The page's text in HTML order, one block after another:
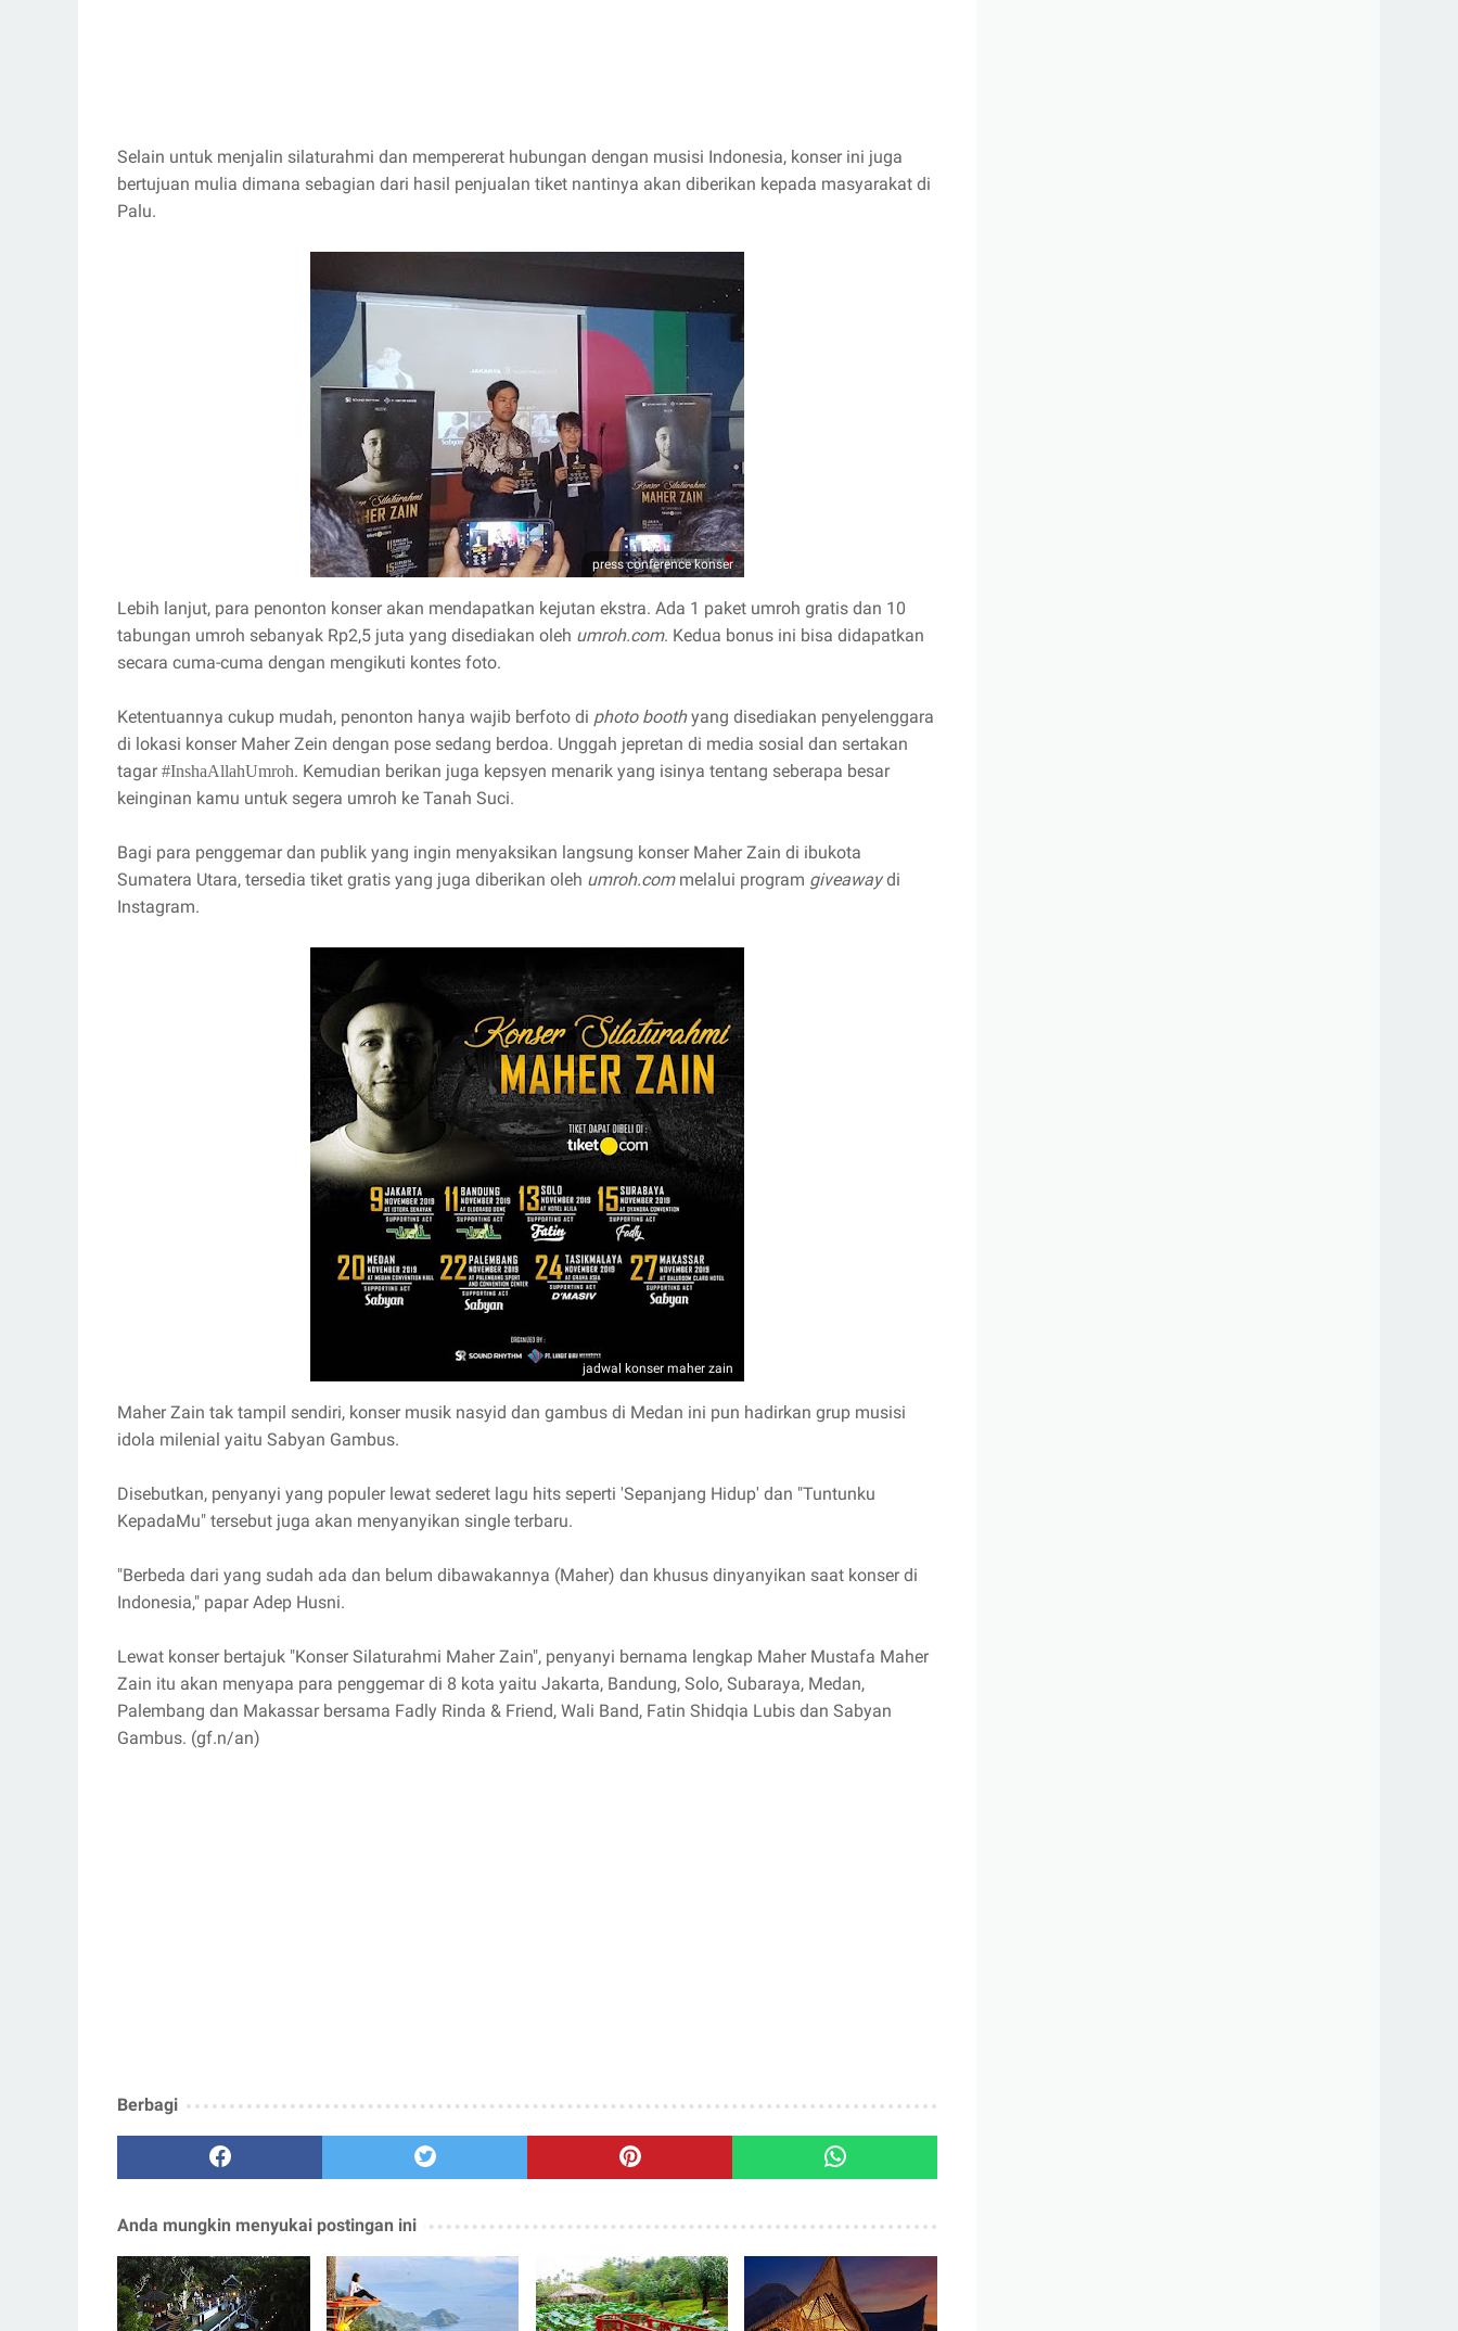
Selain untuk menjalin silaturahmi dan mempererat hubungan dengan musisi Indonesia, konser ini juga
bertujuan mulia dimana sebagian dari hasil penjualan tiket nantinya akan diberikan kepada masyarakat di
Palu.
press conference konser
Lebih lanjut, para penonton konser akan mendapatkan kejutan ekstra. Ada 1 paket umroh gratis dan 10
tabungan umroh sebanyak Rp2,5 juta yang disediakan oleh umroh.com. Kedua bonus ini bisa didapatkan
secara cuma-cuma dengan mengikuti kontes foto.
Ketentuannya cukup mudah, penonton hanya wajib berfoto di photo boothyang disediakan penyelenggara
di lokasi konser Maher Zein dengan pose sedang berdoa. Unggah jepretan di media sosial dan sertakan
tagar#InshaAllahUmroh. Kemudian berikan juga kepsyen menarik yang isinya tentang seberapa besar
keinginan kamu untuk segera umroh ke Tanah Suci.
Bagi para penggemar dan publik yang ingin menyaksikan langsung konser Maher Zain di ibukota
Sumatera Utara, tersedia tiket gratis yang juga diberikan oleh umroh.commelalui program giveawaydi
Instagram.
jadwal konser maher zain
Maher Zain tak tampil sendiri, konser musik nasyid dan gambus di Medan ini pun hadirkan grup musisi
idola milenial yaitu Sabyan Gambus.
Disebutkan, penyanyi yang populer lewat sederet lagu hits seperti 'Sepanjang Hidup' dan "Tuntunku
KepadaMu" tersebut juga akan menyanyikan single terbaru.
"Berbeda dari yang sudah ada dan belum dibawakannya (Maher) dan khusus dinyanyikan saat konser di
Indonesia," papar Adep Husni.
Lewat konser bertajuk "Konser Silaturahmi Maher Zain", penyanyi bernama lengkap Maher Mustafa Maher
Zain itu akan menyapa para penggemar di 8 kota yaitu Jakarta, Bandung, Solo, Subaraya, Medan,
Palembang dan Makassar bersama Fadly Rinda & Friend, Wali Band, Fatin Shidqia Lubis dan Sabyan
Gambus. (gf.n/an)
Berbagi
Anda mungkin menyukai postingan ini